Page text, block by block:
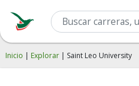
Inicio | Explorar | Saint Leo University